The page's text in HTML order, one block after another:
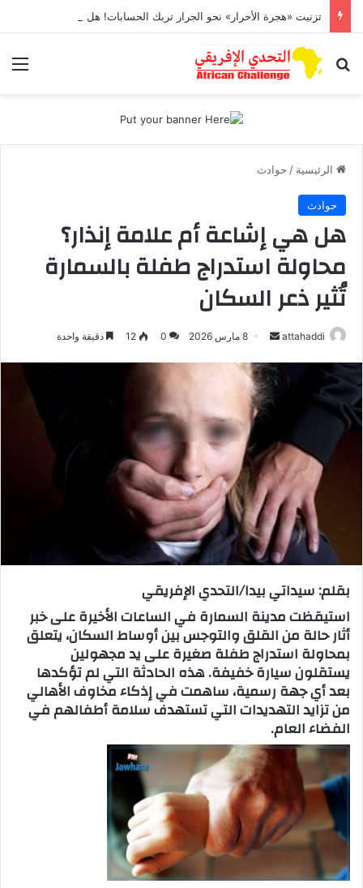
بحث عن
الرئيسية / حوادث
حوادث
هل هي إشاعة أم علامة إنذار؟
محاولة استدراج طفلة بالسمارة
تُثير ذعر السكان
attahaddi
س
ل
ي
د
ا
إ
ك
ر
8 مارس 2026 0
12 دقيقة واحدة
بقلم: سيداتي بيدا/التحدي الإفريقي
استيقظت مدينة السمارة في الساعات الأخيرة على خبر
أثار حالة من القلق والتوجس بين أوساط السكان، يتعلق
بمحاولة استدراج طفلة صغيرة على يد مجهولين
يستقلون سيارة خفيفة. هذه الحادثة التي لم تؤكدها
بعد أي جهة رسمية، ساهمت في إذكاء مخاوف الأهالي
من تزايد التهديدات التي تستهدف سلامة أطفالهم في
الفضاء العام.